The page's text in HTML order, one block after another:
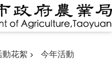
動花絮 今年活動